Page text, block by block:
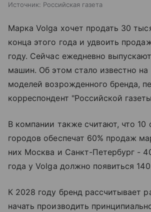
Источник: Российская газета
Марка Volga хочет продать 30
конца этого года и удвоить
году. Сейчас ежедневно
машин. Об этом стало известно на
моделей возрожденного бренда,
корреспондент "Российской
В компании также считают, что 10
городов обеспечат 60% продаж
них Москва и Санкт-Петербург -
года у Volga должно появиться
К 2028 году бренд рассчитывает
начать производить